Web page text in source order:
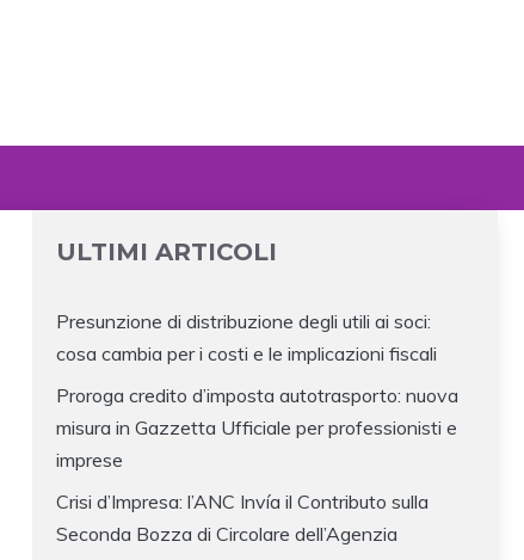
ULTIMI ARTICOLI
Presunzione di distribuzione degli utili ai soci:
cosa cambia per i costi e le implicazioni fiscali
Proroga credito d’imposta autotrasporto: nuova
misura in Gazzetta Ufficiale per professionisti e
imprese
Crisi d’Impresa: l’ANC Invía il Contributo sulla
Seconda Bozza di Circolare dell’Agenzia